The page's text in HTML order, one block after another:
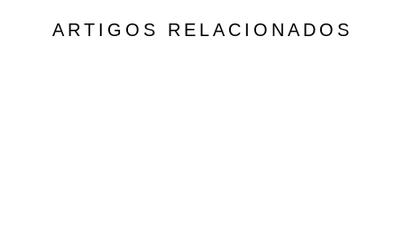
ARTIGOS RELACIONADOS